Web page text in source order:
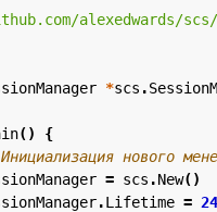
alexedwards/
*scs .
()
{
нового
= scs .New()
.Lifetime = 24